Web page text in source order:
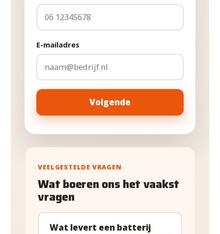
E-mailadres
Volgende
VEELGESTELDE VRAGEN
Wat boeren ons het vaakst
vragen
Wat levert een batterij